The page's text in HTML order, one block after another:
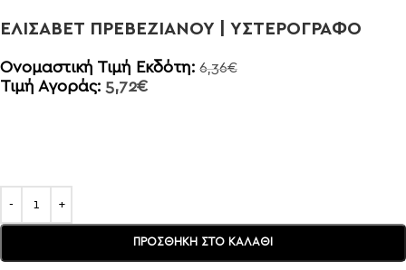
ΕΛΙΣΑΒΕΤ ΠΡΕΒΕΖΙΑΝΟΥ | ΥΣΤΕΡΟΓΡΑΦΟ
Ονομαστική Τιμή Εκδότη: 6,36€
Τιμή Αγοράς: 5,72€
ΠΡΟΣΘΉΚΗ ΣΤΟ ΚΑΛΆΘΙ